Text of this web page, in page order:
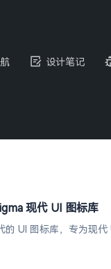
设计笔记
现代 UI 图标库
UI 图标库，专为现代